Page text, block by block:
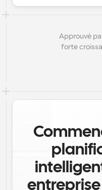
Approuvé
forte